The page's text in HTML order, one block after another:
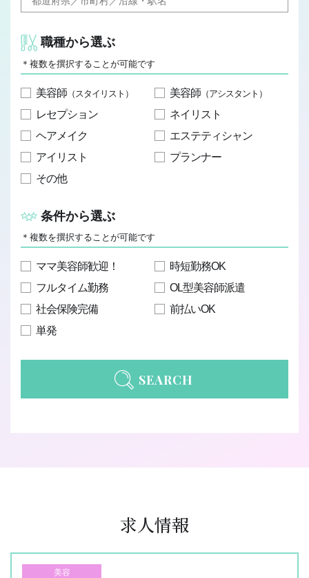
Q&A
職種から選ぶ
＊複数を撰択することが可能です
美容師 （スタイリスト） 美容師 （アシスタント）
レセプション
ネイリスト
ヘアメイク
エステティシャン
アイリスト
プランナー
その他
条件から選ぶ
＊複数を撰択することが可能です
ママ美容師歓迎！
時短勤務OK
フルタイム勤務
OL型美容師派遣
社会保険完備
前払いOK
単発
SEARCH
求人情報
美容